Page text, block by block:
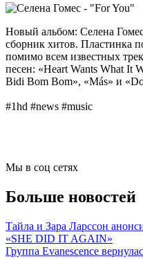
Новый альбом: Селена
сборник хитов. Пластинка
помимо всем известных
песен: «Heart Wants What It
Bidi Bom Bom», «Más» и
#1hd #news #music
Мы в соц сетях
Больше новостей
Тайла и Зара Ларссон
«SHE DID IT AGAIN»
Группа Evanescence